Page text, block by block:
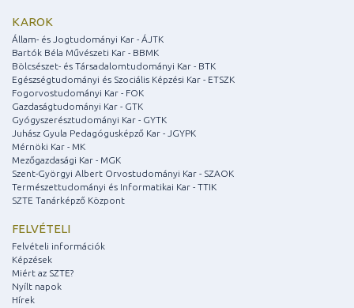
KAROK
Állam- és Jogtudományi Kar - ÁJTK
Bartók Béla Művészeti Kar - BBMK
Bölcsészet- és Társadalomtudományi Kar - BTK
Egészségtudományi és Szociális Képzési Kar - ETSZK
Fogorvostudományi Kar - FOK
Gazdaságtudományi Kar - GTK
Gyógyszerésztudományi Kar - GYTK
Juhász Gyula Pedagógusképző Kar - JGYPK
Mérnöki Kar - MK
Mezőgazdasági Kar - MGK
Szent-Györgyi Albert Orvostudományi Kar - SZAOK
Természettudományi és Informatikai Kar - TTIK
SZTE Tanárképző Központ
FELVÉTELI
Felvételi információk
Képzések
Miért az SZTE?
Nyílt napok
Hírek